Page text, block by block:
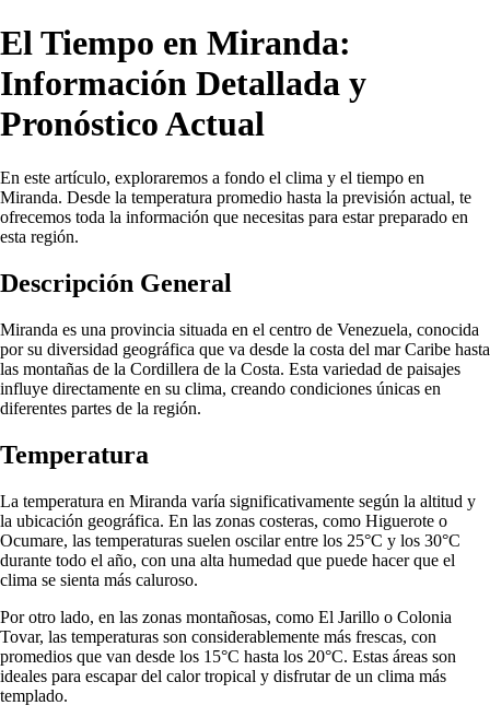
El Tiempo en Miranda:
Información Detallada y
Pronóstico Actual
En este artículo, exploraremos a fondo el clima y el tiempo en
Miranda. Desde la temperatura promedio hasta la previsión actual, te
ofrecemos toda la información que necesitas para estar preparado en
esta región.
Descripción General
Miranda es una provincia situada en el centro de Venezuela, conocida
por su diversidad geográfica que va desde la costa del mar Caribe hasta
las montañas de la Cordillera de la Costa. Esta variedad de paisajes
influye directamente en su clima, creando condiciones únicas en
diferentes partes de la región.
Temperatura
La temperatura en Miranda varía significativamente según la altitud y
la ubicación geográfica. En las zonas costeras, como Higuerote o
Ocumare, las temperaturas suelen oscilar entre los 25°C y los 30°C
durante todo el año, con una alta humedad que puede hacer que el
clima se sienta más caluroso.
Por otro lado, en las zonas montañosas, como El Jarillo o Colonia
Tovar, las temperaturas son considerablemente más frescas, con
promedios que van desde los 15°C hasta los 20°C. Estas áreas son
ideales para escapar del calor tropical y disfrutar de un clima más
templado.